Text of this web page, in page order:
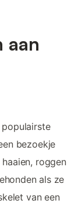
aan
populairste
bezoekje
roggen
als ze
van een